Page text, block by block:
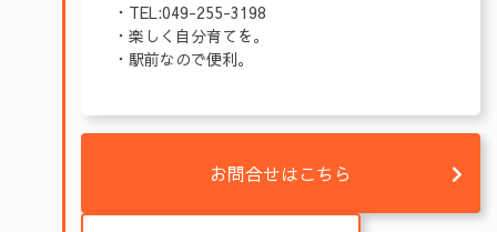
・TEL:049-255-3198
・楽しく自分育てを。
・駅前なので便利。
お問合せはこちら